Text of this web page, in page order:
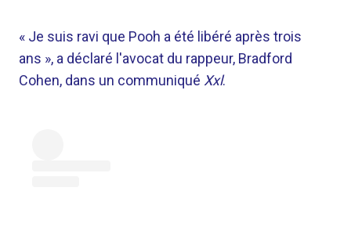
« Je suis ravi que Pooh a été libéré après trois
ans », a déclaré l'avocat du rappeur, Bradford
Cohen, dans un communiqué Xxl.